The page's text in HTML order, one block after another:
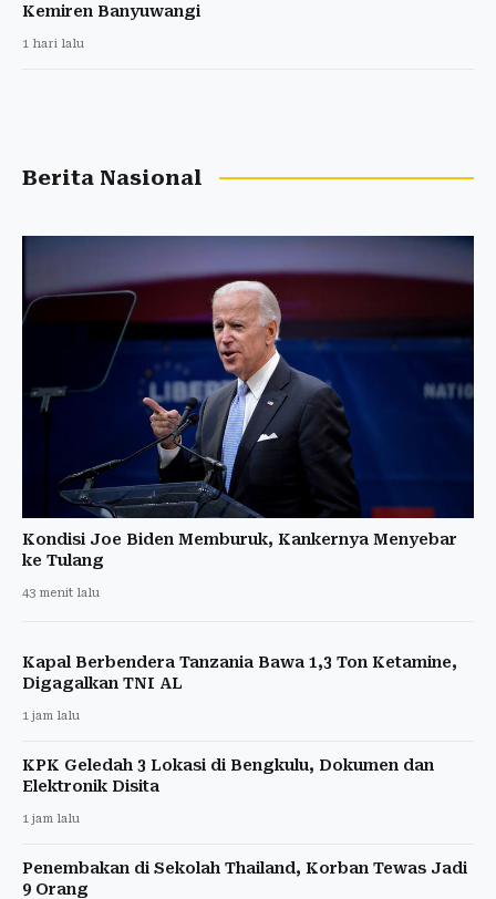
Kemiren Banyuwangi
1 hari lalu
Berita Nasional
Kondisi Joe Biden Memburuk, Kankernya Menyebar
ke Tulang
43 menit lalu
Kapal Berbendera Tanzania Bawa 1,3 Ton Ketamine,
Digagalkan TNI AL
1 jam lalu
KPK Geledah 3 Lokasi di Bengkulu, Dokumen dan
Elektronik Disita
1 jam lalu
Penembakan di Sekolah Thailand, Korban Tewas Jadi
9 Orang